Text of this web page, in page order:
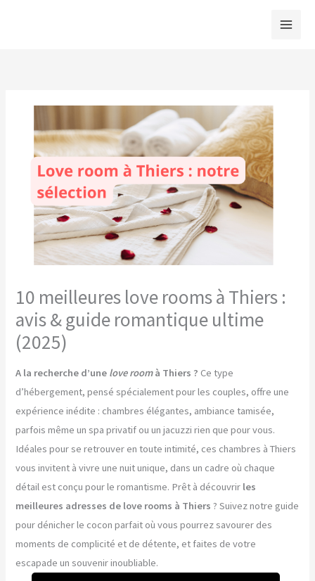
10 meilleures love rooms à Thiers :
avis & guide romantique ultime
(2025)
A la recherche d’une love roomà Thiers ? Ce type
d’hébergement, pensé spécialement pour les couples, offre une
expérience inédite : chambres élégantes, ambiance tamisée,
parfois même un spa privatif ou un jacuzzi rien que pour vous.
Idéales pour se retrouver en toute intimité, ces chambres à Thiers
vous invitent à vivre une nuit unique, dans un cadre où chaque
détail est conçu pour le romantisme. Prêt à découvrir les
meilleures adresses de love rooms à Thiers ? Suivez notre guide
pour dénicher le cocon parfait où vous pourrez savourer des
moments de complicité et de détente, et faites de votre
escapade un souvenir inoubliable.